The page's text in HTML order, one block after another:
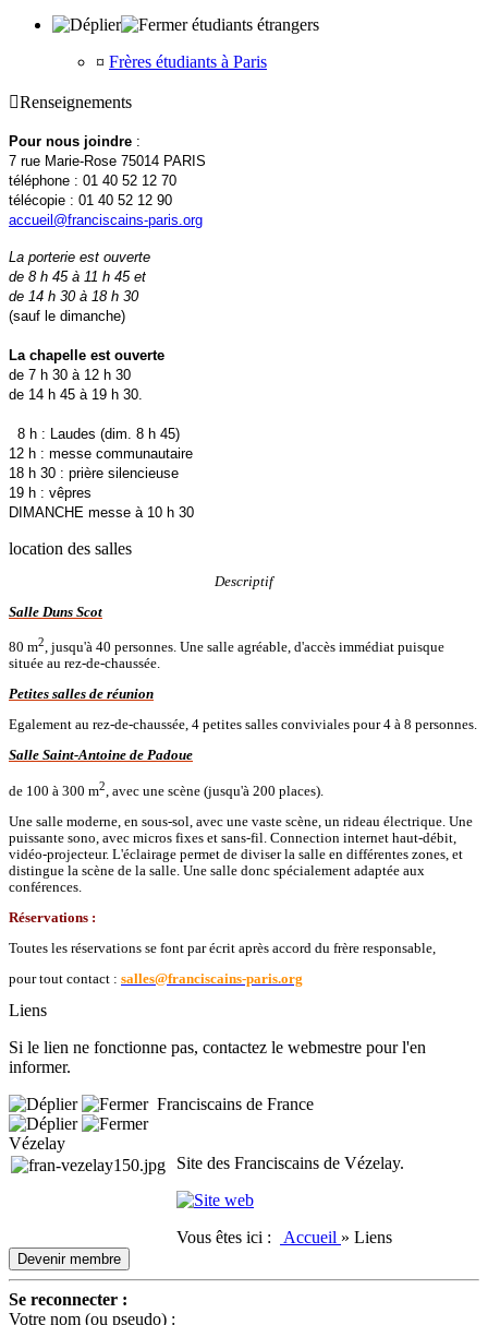
étudiants étrangers
¤ Frères étudiants à Paris
Renseignements
Pour nous joindre :
7 rue Marie-Rose 75014 PARIS
téléphone : 01 40 52 12 70
télécopie : 01 40 52 12 90
accueil@franciscains-paris.org
La porterie est ouverte
de 8 h 45 à 11 h 45 et
de 14 h 30 à 18 h 30
(sauf le dimanche)
La chapelle est ouverte
de 7 h 30 à 12 h 30
de 14 h 45 à 19 h 30.
8 h : Laudes (dim. 8 h 45)
12 h : messe communautaire
18 h 30 : prière silencieuse
19 h : vêpres
DIMANCHE messe à 10 h 30
location des salles
Descriptif
Salle Duns Scot
80 m2, jusqu'à 40 personnes. Une salle agréable, d'accès immédiat puisque
située au rez-de-chaussée.
Petites salles de réunion
Egalement au rez-de-chaussée, 4 petites salles conviviales pour 4 à 8 personnes.
Salle Saint-Antoine de Padoue
de 100 à 300 m2 , avec une scène (jusqu'à 200 places).
Une salle moderne, en sous-sol, avec une vaste scène, un rideau électrique. Une
puissante sono, avec micros fixes et sans-fil. Connection internet haut-débit,
vidéo-projecteur. L'éclairage permet de diviser la salle en différentes zones, et
distingue la scène de la salle. Une salle donc spécialement adaptée aux
conférences.
Réservations :
Toutes les réservations se font par écrit après accord du frère responsable,
pour tout contact : salles@franciscains-paris.org
Liens
Si le lien ne fonctionne pas, contactez le webmestre pour l'en
informer.
Franciscains de France
Vézelay
Site des Franciscains de Vézelay.
Vous êtes ici : Accueil » Liens
Devenir membre
Se reconnecter :
Votre nom (ou pseudo) :